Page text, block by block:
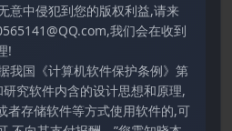
意中侵犯到您的版权利益,请来
我们会在收到
!
我国《计算机软件保护条例》第
究软件内含的设计思想和原理,
者存储软件等方式使用软件的,可